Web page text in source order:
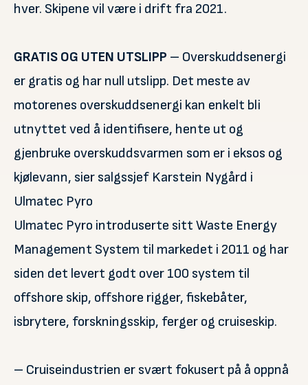
hver. Skipene vil være i drift fra 2021.
GRATIS OG UTEN UTSLIPP – Overskuddsenergi
er gratis og har null utslipp. Det meste av
motorenes overskuddsenergi kan enkelt bli
utnyttet ved å identifisere, hente ut og
gjenbruke overskuddsvarmen som er i eksos og
kjølevann, sier salgssjef Karstein Nygård i
Ulmatec Pyro
Ulmatec Pyro introduserte sitt Waste Energy
Management System til markedet i 2011 og har
siden det levert godt over 100 system til
offshore skip, offshore rigger, fiskebåter,
isbrytere, forskningsskip, ferger og cruiseskip.
– Cruiseindustrien er svært fokusert på å oppnå